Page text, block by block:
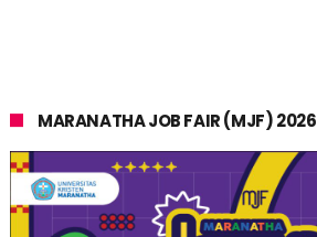
MARANATHA JOB FAIR (MJF) 2026